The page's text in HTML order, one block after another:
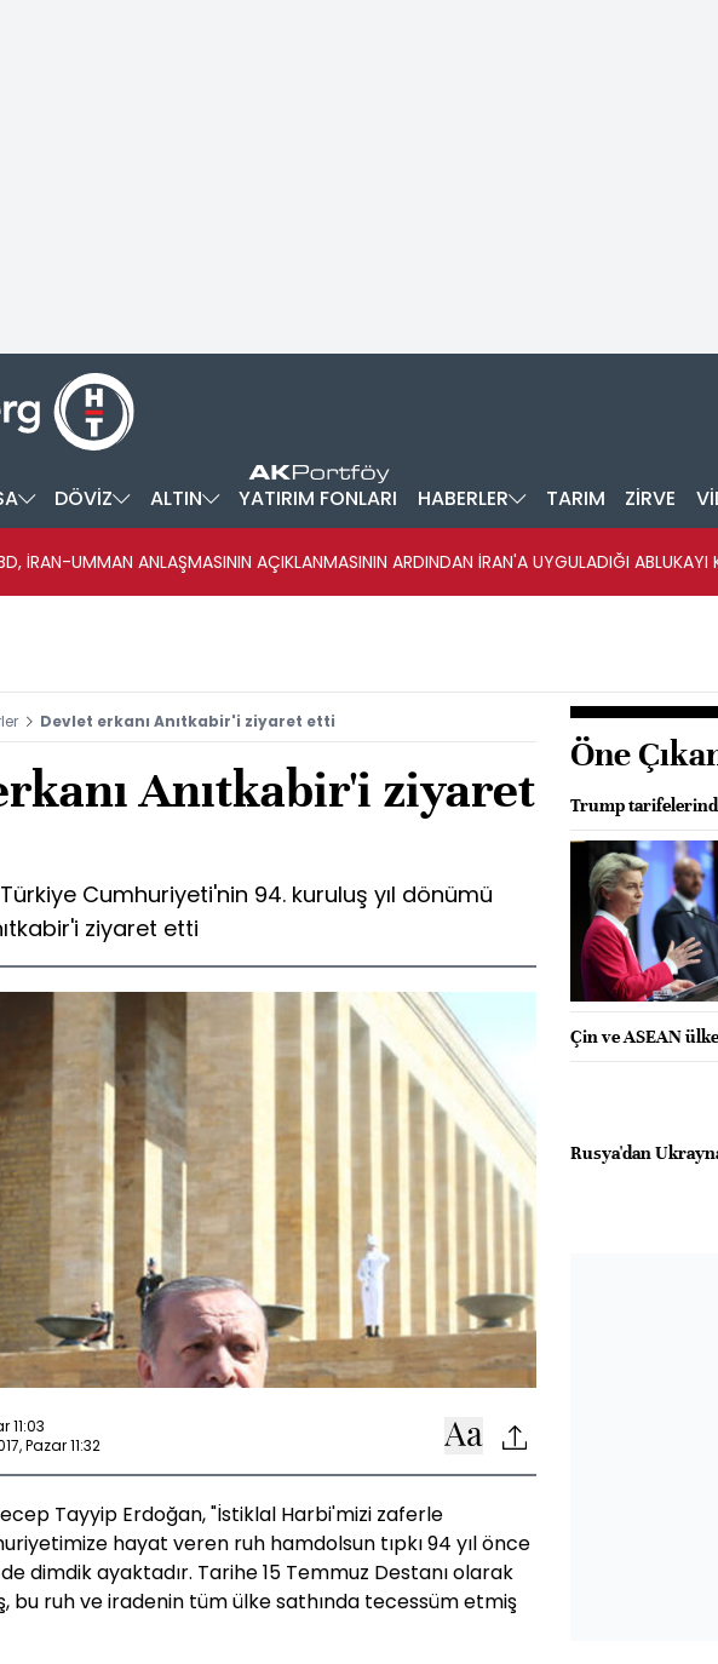
DÖVİZ ALTIN YATIRIM FONLARI HABERLER TARIM ZİRVE
İRAN-UMMAN ANLAŞMASININ AÇIKLANMASININ ARDINDAN İRAN'A UYGULADIĞI ABLUKAYI
Devlet erkanı Anıtkabir'i ziyaret etti
Anıtkabir'i ziyaret
Cumhuriyeti'nin 94. kuruluş yıl dönümü
ziyaret etti
11:03
Pazar 11:32
Tayyip Erdoğan, "İstiklal Harbi'mizi zaferle
hayat veren ruh hamdolsun tıpkı 94 yıl önce
dimdik ayaktadır. Tarihe 15 Temmuz Destanı olarak
bu ruh ve iradenin tüm ülke sathında tecessüm etmiş
Öne
Trump
Çin ve ASEAN
Rusya'dan